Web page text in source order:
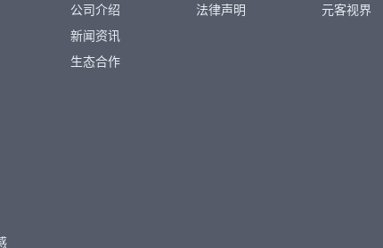
公司介绍
新闻资讯
生态合作
法律声明 元客视界